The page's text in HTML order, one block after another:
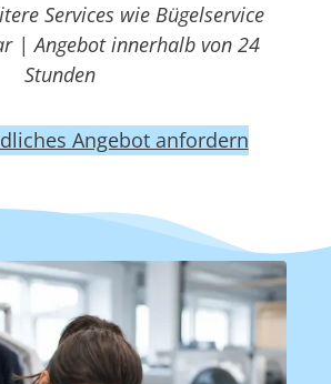
Services wie Bügelservice
| Angebot innerhalb von 24
Stunden
Angebot anfordern